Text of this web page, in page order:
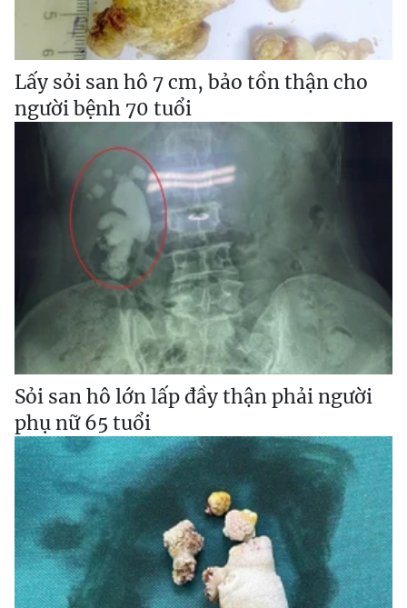
Lấy sỏi san hô 7 cm, bảo tồn thận cho
người bệnh 70 tuổi
Sỏi san hô lớn lấp đầy thận phải người
phụ nữ 65 tuổi